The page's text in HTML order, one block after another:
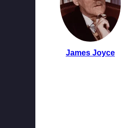
James Joyce